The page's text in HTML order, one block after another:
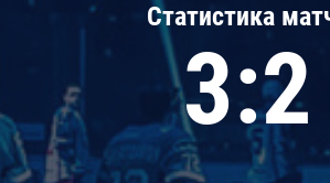
Статистика
3:2